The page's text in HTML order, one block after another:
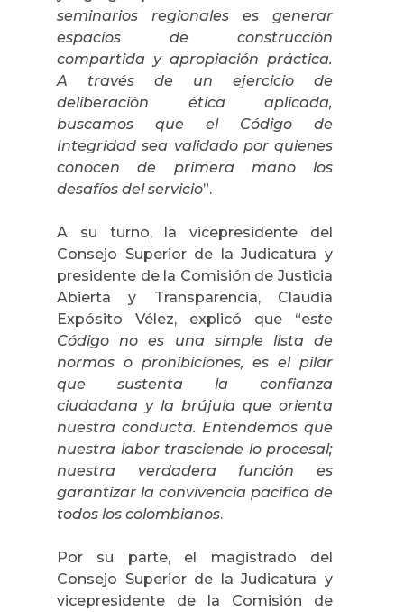
seminarios regionales es generar
espacios de construcción
compartida y apropiación práctica.
A través de un ejercicio de
deliberación ética aplicada,
buscamos que el Código de
Integridad sea validado por quienes
conocen de primera mano los
desafíos del servicio”.
A su turno, la vicepresidente del
Consejo Superior de la Judicatura y
presidente de la Comisión de Justicia
Abierta y Transparencia, Claudia
Expósito Vélez, explicó que “este
Código no es una simple lista de
normas o prohibiciones, es el pilar
que sustenta la confianza
ciudadana y la brújula que orienta
nuestra conducta. Entendemos que
nuestra labor trasciende lo procesal;
nuestra verdadera función es
garantizar la convivencia pacífica de
todos los colombianos.
Por su parte, el magistrado del
Consejo Superior de la Judicatura y
vicepresidente de la Comisión de